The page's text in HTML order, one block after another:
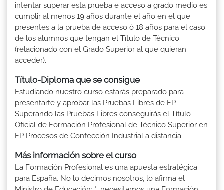
intentar superar esta prueba e acceso a grado medio es
cumplir al menos 19 años durante el año en el que
presentes a la prueba de acceso ó 18 años para el caso
de los alumnos que tengan el Título de Técnico
(relacionado con el Grado Superior al que quieran
acceder).
Título-Diploma que se consigue
Estudiando nuestro curso estarás preparado para
presentarte y aprobar las Pruebas Libres de FP.
Superando las Pruebas Libres conseguirás el Título
Oficial de Formación Profesional de Técnico Superior en
FP Procesos de Confección Industrial a distancia
Más información sobre el curso
La Formación Profesional es una apuesta estratégica
para España. No lo decimos nosotros, lo afirma el